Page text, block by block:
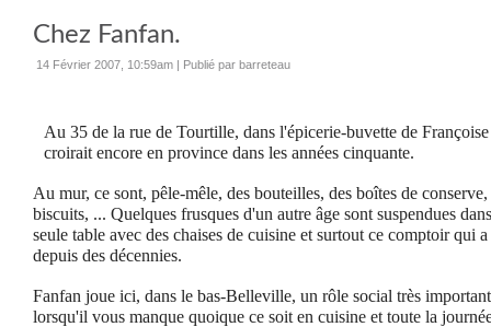
Chez Fanfan.
14 Février 2007, 10:59am | Publié par barreteau
Au 35 de la rue de Tourtille, dans l'épicerie-buvette de
croirait encore en province dans les années cinquante.
Au mur, ce sont, pêle-mêle, des bouteilles, des boîtes de
biscuits, ... Quelques frusques d'un autre âge sont suspendues
seule table avec des chaises de cuisine et surtout ce comptoir qui
depuis des décennies.
Fanfan joue ici, dans le bas-Belleville, un rôle social très
lorsqu'il vous manque quoique ce soit en cuisine et toute la